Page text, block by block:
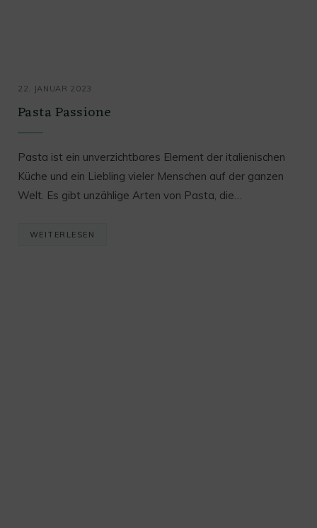
22. JANUAR 2023
Pasta Passione
Pasta ist ein unverzichtbares Element der italienischen
Küche und ein Liebling vieler Menschen auf der ganzen
Welt. Es gibt unzählige Arten von Pasta, die…
WEITERLESEN